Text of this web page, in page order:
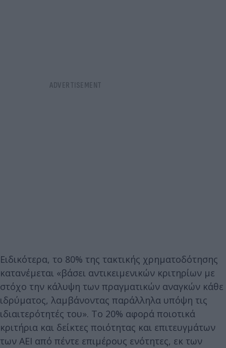
Ειδικότερα, το 80% της τακτικής χρηματοδότησης
κατανέμεται «βάσει αντικειμενικών κριτηρίων με
στόχο την κάλυψη των πραγματικών αναγκών κάθε
ιδρύματος, λαμβάνοντας παράλληλα υπόψη τις
ιδιαιτερότητές του». Το 20% αφορά ποιοτικά
κριτήρια και δείκτες ποιότητας και επιτευγμάτων
των ΑΕΙ από πέντε επιμέρους ενότητες, εκ των